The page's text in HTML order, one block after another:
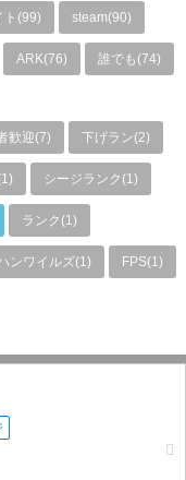
ト(99) steam(90)
ARK(76) 誰でも(74)
歓迎(7) 下げラン(2)
シージランク(1)
ランク(1)
ンワイルズ(1) FPS(1)